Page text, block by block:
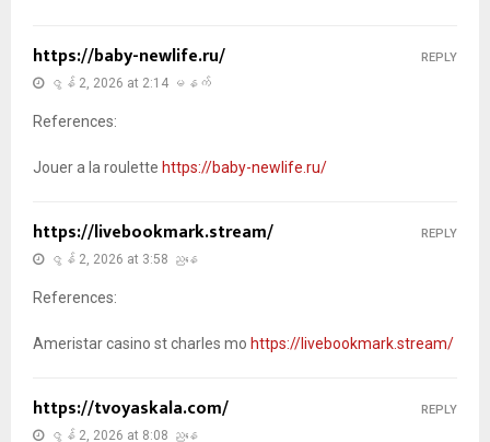
https://baby-newlife.ru/
ဇွန် 2, 2026 at 2:14 မနက်
References:
Jouer a la roulette https://baby-newlife.ru/
REPLY
https://livebookmark.stream/
ဇွန် 2, 2026 at 3:58 ညနေ
References:
Ameristar casino st charles mo https://livebookmark.stream/
REPLY
https://tvoyaskala.com/
ဇွန် 2, 2026 at 8:08 ညနေ
REPLY